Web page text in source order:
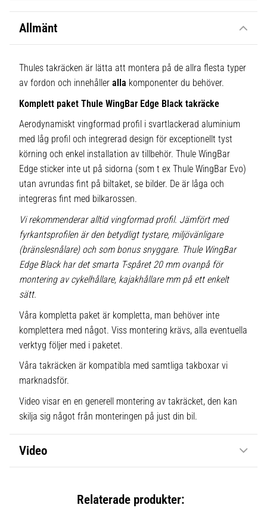
Allmänt
Thules takräcken är lätta att montera på de allra flesta typer
av fordon och innehåller alla komponenter du behöver.
Komplett paket Thule WingBar Edge Black takräcke
Aerodynamiskt vingformad profil i svartlackerad aluminium
med låg profil och integrerad design för exceptionellt tyst
körning och enkel installation av tillbehör. Thule WingBar
Edge sticker inte ut på sidorna (som t ex Thule WingBar Evo)
utan avrundas fint på biltaket, se bilder. De är låga och
integreras fint med bilkarossen.
Vi rekommenderar alltid vingformad profil. Jämfört med
fyrkantsprofilen är den betydligt tystare, miljövänligare
(bränslesnålare) och som bonus snyggare. Thule WingBar
Edge Black har det smarta T-spåret 20 mm ovanpå för
montering av cykelhållare, kajakhållare mm på ett enkelt
sätt.
Våra kompletta paket är kompletta, man behöver inte
komplettera med något. Viss montering krävs, alla eventuella
verktyg följer med i paketet.
Våra takräcken är kompatibla med samtliga takboxar vi
marknadsför.
Video visar en en generell montering av takräcket, den kan
skilja sig något från monteringen på just din bil.
Video
Relaterade produkter: